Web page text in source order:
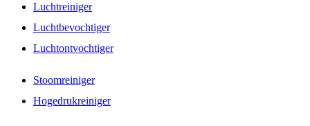
Luchtreiniger
Luchtbevochtiger
Luchtontvochtiger
Stoomreiniger
Hogedrukreiniger